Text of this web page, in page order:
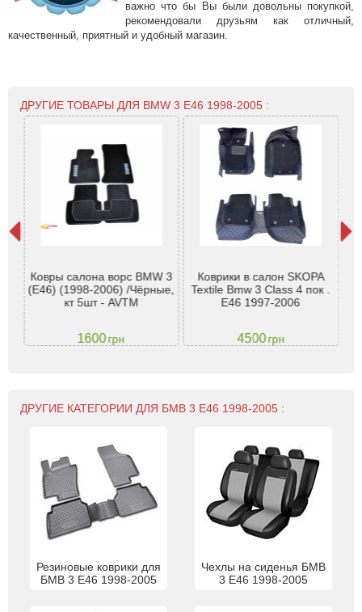
важно что бы Вы были довольны покупкой,
рекомендовали друзьям как отличный,
качественный, приятный и удобный магазин.
ДРУГИЕ ТОВАРЫ ДЛЯ BMW 3 E46 1998-2005 :
Ковры салона ворс BMW 3
(Е46) (1998-2006) /Чёрные,
кт 5шт - AVTM
1600грн
Коврики в салон SKOPA
Textile Bmw 3 Class 4 пок .
E46 1997-2006
4500грн
ДРУГИЕ КАТЕГОРИИ ДЛЯ БМВ 3 E46 1998-2005 :
Резиновые коврики для
БМВ 3 E46 1998-2005
Чехлы на сиденья БМВ
3 E46 1998-2005